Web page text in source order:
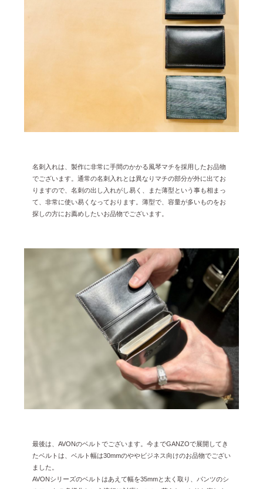
名刺入れは、製作に非常に手間のかかる風琴マチを採用したお品物
でございます。通常の名刺入れとは異なりマチの部分が外に出てお
りますので、名刺の出し入れがし易く、また薄型という事も相まっ
て、非常に使い易くなっております。薄型で、容量が多いものをお
探しの方にお薦めしたいお品物でございます。
最後は、AVONのベルトでございます。今までGANZOで展開してき
たベルトは、ベルト幅は30mmのややビジネス向けのお品物でござい
ました。
AVONシリーズのベルトはあえて幅を35mmと太く取り、パンツのシ